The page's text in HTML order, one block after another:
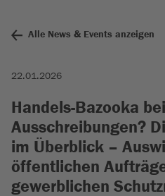
Alle News & Events anzeigen
22.01.2026
Handels-Bazooka bei
Ausschreibungen?
im Überblick –
öffentlichen
gewerblichen